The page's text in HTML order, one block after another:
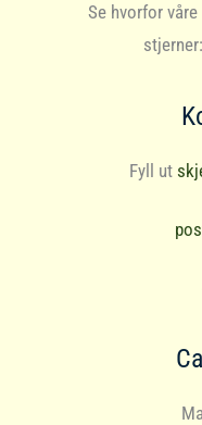
Se hvorfor
stjerner:
Fyll ut